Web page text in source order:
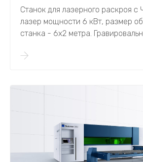
Станок для лазерного раскроя с
лазер мощности 6 кВт, размер
станка - 6х2 метра.